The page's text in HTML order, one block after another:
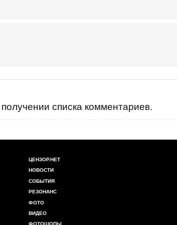
списка комментариев.
ЦЕНЗОР.НЕТ
НОВОСТИ
СОБЫТИЯ
РЕЗОНАНС
ФОТО
ВИДЕО